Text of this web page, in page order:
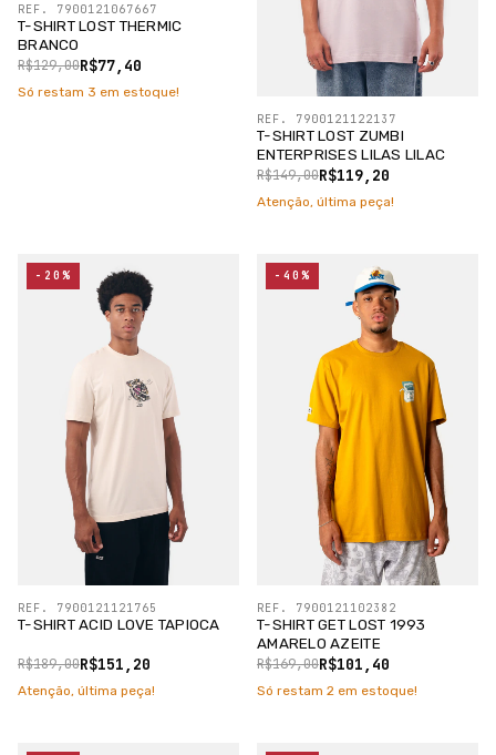
T-SHIRT LOST THERMIC
BRANCO
R$77,40
R$129,00
REF. 7900121067667
Só restam 3 em estoque!
T-SHIRT LOST ZUMBI
ENTERPRISES LILAS LILAC
R$119,20
R$149,00
REF. 7900121122137
Atenção, última peça!
T-SHIRT ACID LOVE TAPIOCA
R$151,20
R$189,00
REF. 7900121121765
-20%
Atenção, última peça!
T-SHIRT GET LOST 1993
AMARELO AZEITE
R$101,40
R$169,00
REF. 7900121102382
-40%
Só restam 2 em estoque!